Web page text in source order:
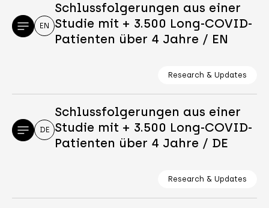
EN
Schlussfolgerungen aus einer
Studie mit + 3.500 Long-COVID-
Patienten über 4 Jahre / EN
Research & Updates
DE
Schlussfolgerungen aus einer
Studie mit + 3.500 Long-COVID-
Patienten über 4 Jahre / DE
Research & Updates